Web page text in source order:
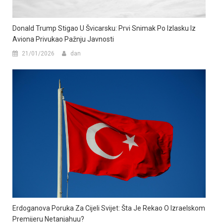
Donald Trump Stigao U Švicarsku: Prvi Snimak Po Izlasku Iz
Aviona Privukao Pažnju Javnosti
21/01/2026 dan
Erdoganova Poruka Za Cijeli Svijet: Šta Je Rekao O Izraelskom
Premijeru Netanjahuu?